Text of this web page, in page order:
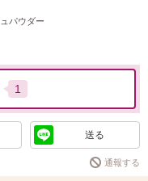
パウダー
1
送る
通報する